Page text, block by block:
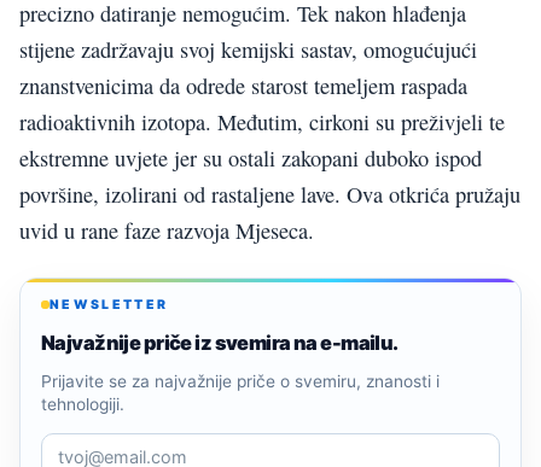
precizno datiranje nemogućim. Tek nakon hlađenja
stijene zadržavaju svoj kemijski sastav, omogućujući
znanstvenicima da odrede starost temeljem raspada
radioaktivnih izotopa. Međutim, cirkoni su preživjeli te
ekstremne uvjete jer su ostali zakopani duboko ispod
površine, izolirani od rastaljene lave. Ova otkrića pružaju
uvid u rane faze razvoja Mjeseca.
NEWSLETTER
Najvažnije priče iz svemira na e-mailu.
Prijavite se za najvažnije priče o svemiru, znanosti i
tehnologiji.